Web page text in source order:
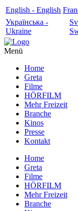
English - English
Українська -
Ukraine
Menü
Home
Greta
Filme
HÖRFILM
Mehr Freizeit
Branche
Kinos
Presse
Kontakt
Home
Greta
Filme
HÖRFILM
Mehr Freizeit
Branche